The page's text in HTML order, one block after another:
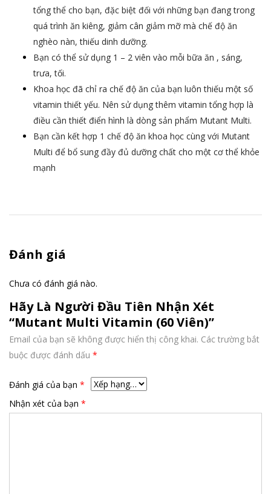
tổng thể cho bạn, đặc biệt đối với những bạn đang trong
quá trình ăn kiêng, giảm cân giảm mỡ mà chế độ ăn
nghèo nàn, thiếu dinh dưỡng.
Bạn có thể sử dụng 1 – 2 viên vào mỗi bữa ăn , sáng,
trưa, tối.
Khoa học đã chỉ ra chế độ ăn của bạn luôn thiếu một số
vitamin thiết yếu. Nên sử dụng thêm vitamin tổng hợp là
điều cần thiết điển hình là dòng sản phẩm Mutant Multi.
Bạn cần kết hợp 1 chế độ ăn khoa học cùng với Mutant
Multi để bổ sung đầy đủ dưỡng chất cho một cơ thể khỏe
mạnh
Đánh giá
Chưa có đánh giá nào.
Hãy Là Người Đầu Tiên Nhận Xét
“Mutant Multi Vitamin (60 Viên)”
Email của bạn sẽ không được hiển thị công khai. Các trường bắt
buộc được đánh dấu *
Đánh giá của bạn *
Nhận xét của bạn *